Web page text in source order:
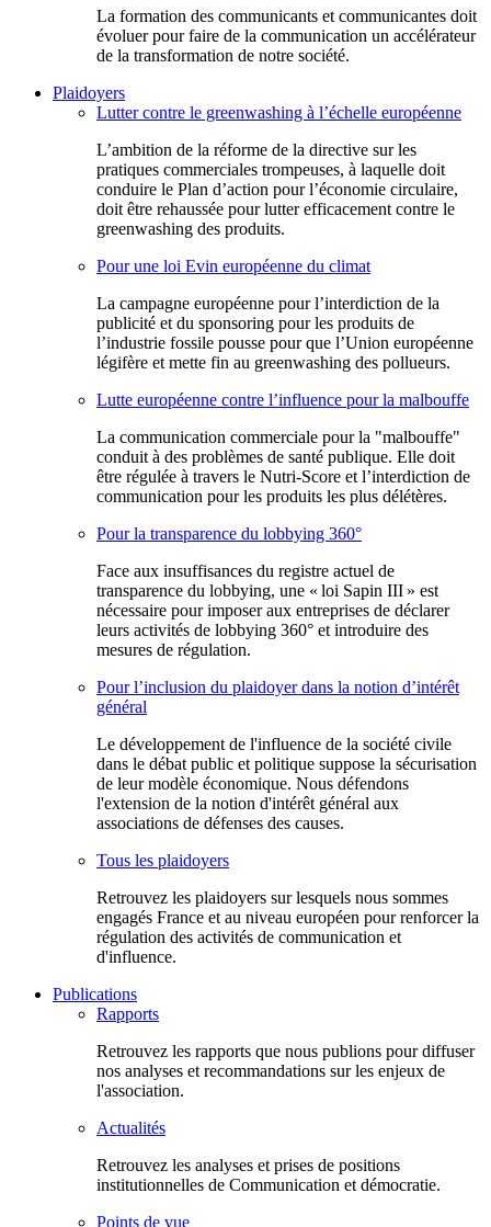
La formation des communicants et communicantes doit
évoluer pour faire de la communication un accélérateur
de la transformation de notre société.
Plaidoyers
Lutter contre le greenwashing à l’échelle européenne
L’ambition de la réforme de la directive sur les
pratiques commerciales trompeuses, à laquelle doit
conduire le Plan d’action pour l’économie circulaire,
doit être rehaussée pour lutter efficacement contre le
greenwashing des produits.
Pour une loi Evin européenne du climat
La campagne européenne pour l’interdiction de la
publicité et du sponsoring pour les produits de
l’industrie fossile pousse pour que l’Union européenne
légifère et mette fin au greenwashing des pollueurs.
Lutte européenne contre l’influence pour la malbouffe
La communication commerciale pour la "malbouffe"
conduit à des problèmes de santé publique. Elle doit
être régulée à travers le Nutri-Score et l’interdiction de
communication pour les produits les plus délétères.
Pour la transparence du lobbying 360°
Face aux insuffisances du registre actuel de
transparence du lobbying, une « loi Sapin III » est
nécessaire pour imposer aux entreprises de déclarer
leurs activités de lobbying 360° et introduire des
mesures de régulation.
Pour l’inclusion du plaidoyer dans la notion d’intérêt
général
Le développement de l'influence de la société civile
dans le débat public et politique suppose la sécurisation
de leur modèle économique. Nous défendons
l'extension de la notion d'intérêt général aux
associations de défenses des causes.
Tous les plaidoyers
Retrouvez les plaidoyers sur lesquels nous sommes
engagés France et au niveau européen pour renforcer la
régulation des activités de communication et
d'influence.
Publications
Rapports
Retrouvez les rapports que nous publions pour diffuser
nos analyses et recommandations sur les enjeux de
l'association.
Actualités
Retrouvez les analyses et prises de positions
institutionnelles de Communication et démocratie.
Points de vue